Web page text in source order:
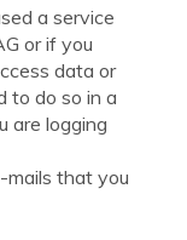
a service
or if you
data or
to do so in a
are logging
mails that you